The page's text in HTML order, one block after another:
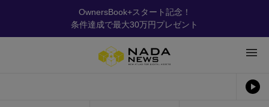
OwnersBook+スタート記念！
条件達成で最大30万円プレゼント